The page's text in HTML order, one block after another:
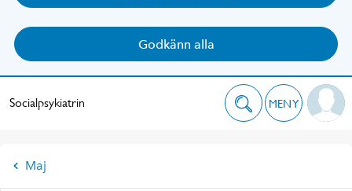
Godkänn alla
Socialpsykiatrin MENY
Maj